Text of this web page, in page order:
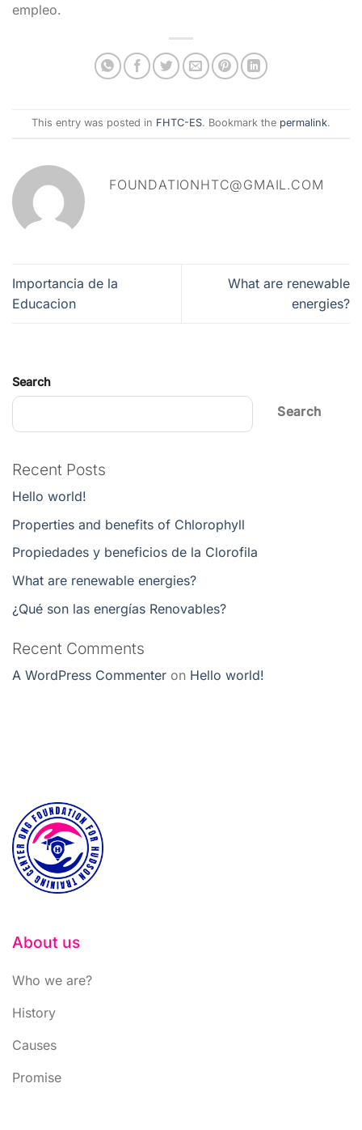
empleo.
This entry was posted in FHTC-ES. Bookmark the permalink.
FOUNDATIONHTC@GMAIL.COM
Importancia de la
Educacion
What are renewable
energies?
Search
Search
Recent Posts
Hello world!
Properties and benefits of Chlorophyll
Propiedades y beneficios de la Clorofila
What are renewable energies?
¿Qué son las energías Renovables?
Recent Comments
A WordPress Commenter on Hello world!
About us
Who we are?
History
Causes
Promise